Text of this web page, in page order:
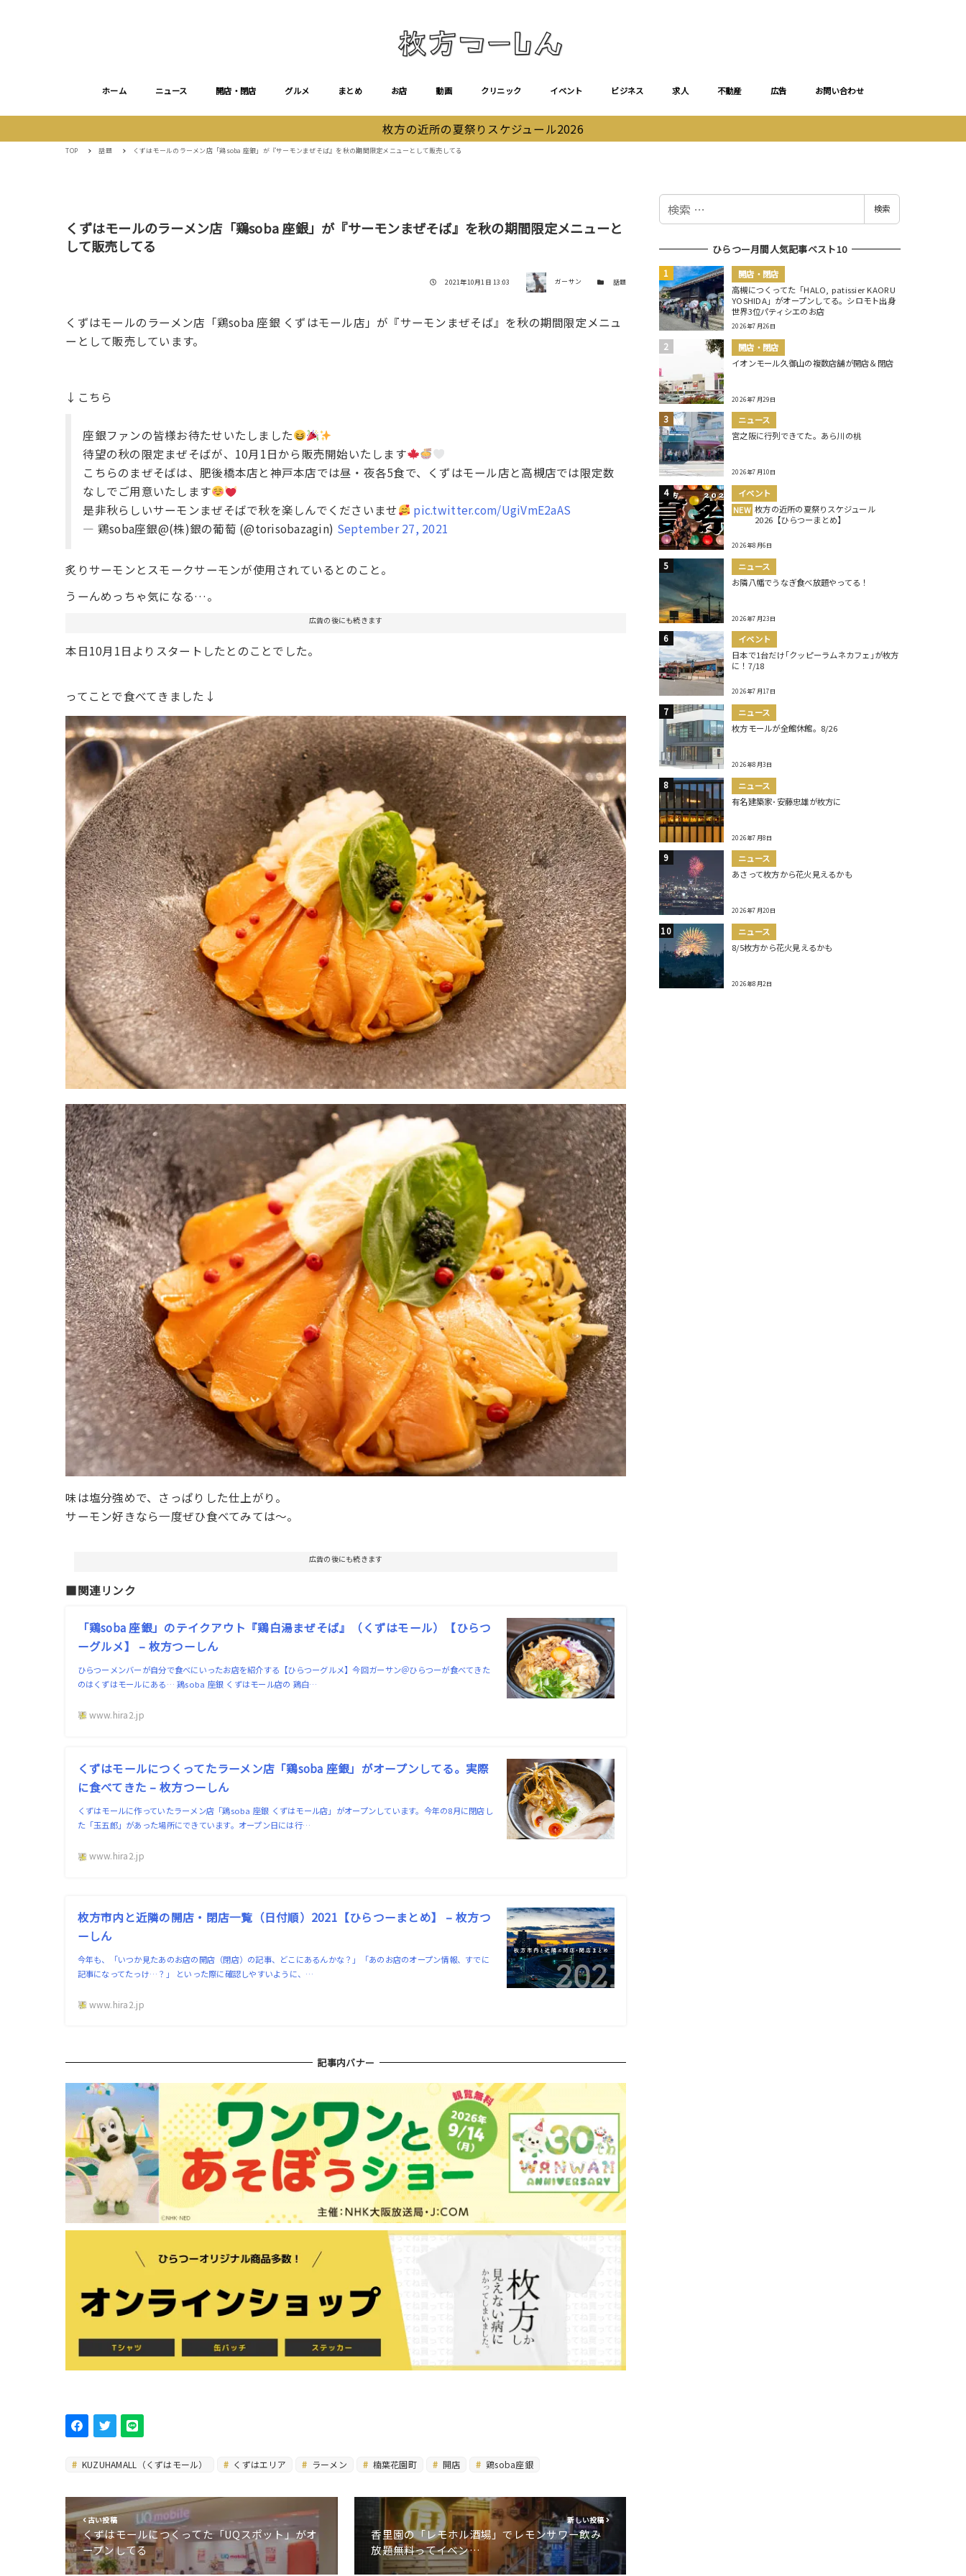
ホーム ニュース 開店・閉店 グルメ まとめ お店 動画 クリニック イベント ビジネス 求人 不動産 広告 お問い合わせ
枚方の近所の夏祭りスケジュール2026
TOP 話題 くずはモールのラーメン店「鶏soba 座銀」が『サーモンまぜそば』を秋の期間限定メニューとして販売してる
くずはモールのラーメン店「鶏soba 座銀」が『サーモンまぜそば』を秋の期間限定メニューと
して販売してる
投稿日
2021年10月1日 13:03 著者 ガーサン カテゴリー
話題
くずはモールのラーメン店「鶏soba 座銀 くずはモール店」が『サーモンまぜそば』を秋の期間限定メニュ
ーとして販売しています。
↓こちら
座銀ファンの皆様お待たせいたしました
待望の秋の限定まぜそばが、10月1日から販売開始いたします
こちらのまぜそばは、肥後橋本店と神戸本店では昼・夜各5食で、くずはモール店と高槻店では限定数
なしでご用意いたします
是非秋らしいサーモンまぜそばで秋を楽しんでくださいませ
pic.twitter.com/UgiVmE2aAS
— 鶏soba座銀@(株)銀の葡萄 (@torisobazagin) September 27, 2021
炙りサーモンとスモークサーモンが使用されているとのこと。
うーんめっちゃ気になる…。
広告の後にも続きます
本日10月1日よりスタートしたとのことでした。
ってことで食べてきました↓
味は塩分強めで、さっぱりした仕上がり。
サーモン好きなら一度ぜひ食べてみては〜。
広告の後にも続きます
■関連リンク
「鶏soba 座銀」のテイクアウト『鶏白湯まぜそば』（くずはモール）【ひらつ
ーグルメ】 – 枚方つーしん
ひらつーメンバーが自分で食べにいったお店を紹介する【ひらつーグルメ】今回ガーサン＠ひらつーが食べてきた
のはくずはモールにある… 鶏soba 座銀 くずはモール店の 鶏白…
www.hira2.jp
くずはモールにつくってたラーメン店「鶏soba 座銀」がオープンしてる。実際
に食べてきた – 枚方つーしん
くずはモールに作っていたラーメン店「鶏soba 座銀 くずはモール店」がオープンしています。今年の8月に閉店し
た「玉五郎」があった場所にできています。オープン日には行…
www.hira2.jp
枚方市内と近隣の開店・閉店一覧（日付順）2021【ひらつーまとめ】 – 枚方つ
ーしん
今年も、「いつか見たあのお店の開店（閉店）の記事、どこにあるんかな？」「あのお店のオープン情報、すでに
記事になってたっけ…？」 といった際に確認しやすいように、…
www.hira2.jp
記事内バナー
KUZUHAMALL（くずはモール） くずはエリア ラーメン 楠葉花園町 開店 鶏soba座銀
古い投稿
くずはモールにつくってた「UQスポット」がオ
ープンしてる
新しい投稿
香里園の「レモホル酒場」でレモンサワー飲み
放題無料ってイベン…
検
検索
ひらつー月間人気記事ベスト10
開店・閉店
高槻につくってた「HALO, patissier KAORU
YOSHIDA」がオープンしてる。シロモト出身
世界3位パティシエのお店
2026年7月26日
開店・閉店
イオンモール久御山の複数店舗が開店＆閉店
2026年7月29日
ニュース
宮之阪に行列できてた。あら川の桃
2026年7月10日
イベント
NEW 枚方の近所の夏祭りスケジュール
2026【ひらつーまとめ】
2026年8月6日
ニュース
お隣八幡でうなぎ食べ放題やってる！
2026年7月23日
イベント
日本で1台だけ｢クッピーラムネカフェ｣が枚方
に！7/18
2026年7月17日
ニュース
枚方モールが全館休館。8/26
2026年8月3日
ニュース
有名建築家･安藤忠雄が枚方に
2026年7月8日
ニュース
あさって枚方から花火見えるかも
2026年7月20日
ニュース
8/5枚方から花火見えるかも
2026年8月2日